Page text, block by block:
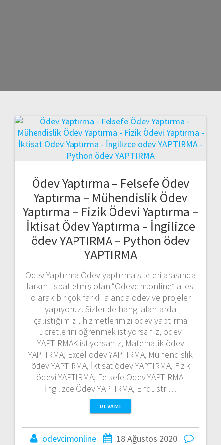
Ödev Yaptırma – Felsefe Ödev
Yaptırma – Mühendislik Ödev
Yaptırma – Fizik Ödevi Yaptırma –
İktisat Ödev Yaptırma – İngilizce
ödev YAPTIRMA – Python ödev
YAPTIRMA
Ödev Yaptırma Ödev yaptırma siteleri arasında
farkını ispat etmiş olan “Odevcim.online” ailesi
olarak bir çok farklı alanda ödev ve projeler
yapıyoruz. Sizler de hangi alanlarda
çalıştığımızı, hizmetlerimizi ödev yaptırma
ücretlerini öğrenmek istiyorsanız, ödev
YAPTIRMAK istiyorsanız, Matematik ödev
YAPTIRMA, Excel ödev YAPTIRMA, Mühendislik
ödev YAPTIRMA, İktisat ödev YAPTIRMA, Fizik
ödevi YAPTIRMA, Felsefe Ödev YAPTIRMA,
İngilizce Ödev YAPTIRMA, Endüstri…
DEVAMI
odevcimonline
18 Ağustos 2020